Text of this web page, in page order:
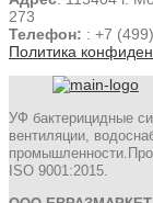
273
Телефон: : +7
Политика
УФ бактерицидные
вентиляции,
ISO 9001:2015.